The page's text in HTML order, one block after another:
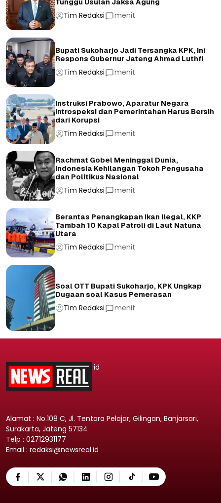
Tunggu Usulan Jaksa Agung
Tim Redaksi menit
Bupati Sukoharjo Jadi Tersangka KPK, Ini
Respons Gubernur Jateng Ahmad Luthfi
Tim Redaksi menit
Instruksi Prabowo, Aparatur Negara
Introspeksi dan Pemerintahan Harus Bersih
dari Korupsi
Tim Redaksi menit
Rachmat Gobel Meninggal Dunia,
Indonesia Kehilangan Tokoh Pengusaha
dan Politikus Nasional
Tim Redaksi menit
Berantas Penangkapan Ikan Ilegal, KKP
Tambah 10 Kapal Patroli di Laut Natuna
Utara
Tim Redaksi menit
Soal OTT Bupati Sukoharjo, KPK Ungkap
Dugaan soal Kasus Pemerasan
Tim Redaksi menit
.id
Alamat : No.108 C, Jl. Tentara Pelajar, Gilingan, Banjarsari,
Surakarta, Jateng 57134
Telp : 02712931177
Email : redaksi@newsreal.id